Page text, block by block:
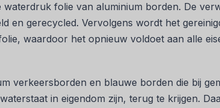
folie van aluminium borden. De
en gerecycled. Vervolgens wordt het
waardoor het opnieuw voldoet aan alle
verkeersborden en blauwe borden die bij
in eigendom zijn, terug te krijgen.